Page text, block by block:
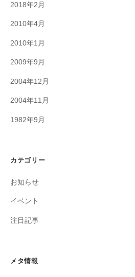
2018年2月
2010年4月
2010年1月
2009年9月
2004年12月
2004年11月
1982年9月
カテゴリー
お知らせ
イベント
注目記事
メタ情報